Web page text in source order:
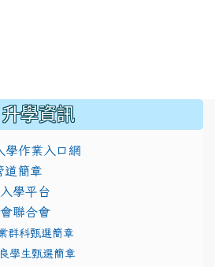
升學資訊
學作業入口網
modules/
道簡章
學平台
聯合會
群科甄選簡章
學生甄選簡章